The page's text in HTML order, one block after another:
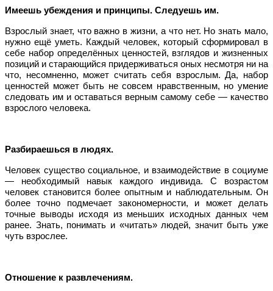
Имеешь убеждения и принципы. Следуешь им.
Взрослый знает, что важно в жизни, а что нет. Но знать мало,
нужно ещё уметь. Каждый человек, который сформировал в
себе набор определённых ценностей, взглядов и жизненных
позиций и старающийся придерживаться оных несмотря ни на
что, несомненно, может считать себя взрослым. Да, набор
ценностей может быть не совсем нравственным, но умение
следовать им и оставаться верным самому себе — качество
взрослого человека.
Разбираешься в людях.
Человек существо социальное, и взаимодействие в социуме
— необходимый навык каждого индивида. С возрастом
человек становится более опытным и наблюдательным. Он
более точно подмечает закономерности, и может делать
точные выводы исходя из меньших исходных данных чем
ранее. Знать, понимать и «читать» людей, значит быть уже
чуть взрослее.
Отношение к развлечениям.